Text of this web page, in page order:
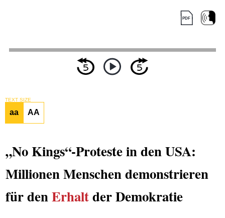
TEXT SIZE
aa AA
„No Kings“-Proteste in den USA:
Millionen Menschen demonstrieren
für denErhaltder Demokratie